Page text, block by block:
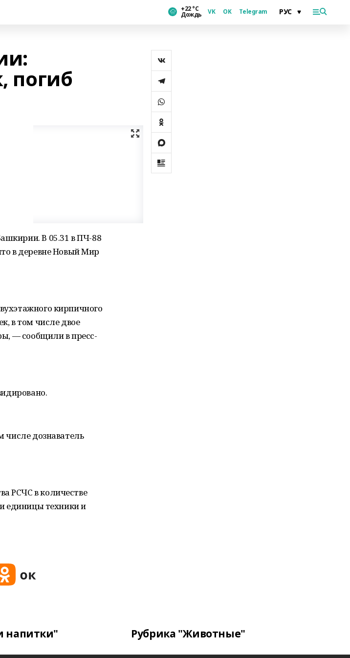
+22 °С
Дождь VK OK Telegram
погиб
В 05.31 в ПЧ-88
в деревне Новый Мир
кирпичного
в том числе двое
— сообщили в пресс-
числе дознаватель
РСЧС в количестве
единицы техники и
напитки" Рубрика "Животные"